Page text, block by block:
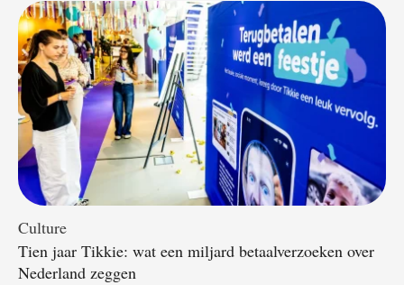
Culture
Tien jaar Tikkie: wat een miljard betaalverzoeken over
Nederland zeggen